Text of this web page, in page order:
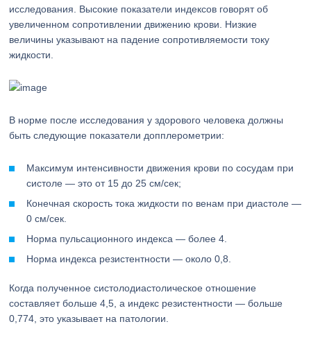
исследования. Высокие показатели индексов говорят об
увеличенном сопротивлении движению крови. Низкие
величины указывают на падение сопротивляемости току
жидкости.
В норме после исследования у здорового человека должны
быть следующие показатели допплерометрии:
Максимум интенсивности движения крови по сосудам при
систоле — это от 15 до 25 см/сек;
Конечная скорость тока жидкости по венам при диастоле —
0 см/сек.
Норма пульсационного индекса — более 4.
Норма индекса резистентности — около 0,8.
Когда полученное систолодиастолическое отношение
составляет больше 4,5, а индекс резистентности — больше
0,774, это указывает на патологии.